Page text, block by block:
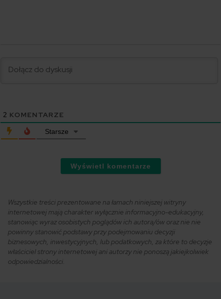
2 KOMENTARZE
Starsze
Wyświetl komentarze
Wszystkie treści prezentowane na łamach niniejszej witryny
internetowej mają charakter wyłącznie informacyjno-edukacyjny,
stanowiąc wyraz osobistych poglądów ich autora/ów oraz nie nie
powinny stanowić podstawy przy podejmowaniu decyzji
biznesowych, inwestycyjnych, lub podatkowych, za które to decyzje
właściciel strony internetowej ani autorzy nie ponoszą jakiejkolwiek
odpowiedzialności.